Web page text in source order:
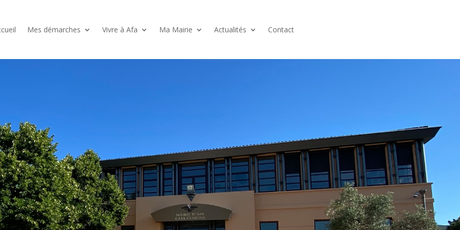
Mes démarches Vivre à Afa Ma Mairie Actualités Contact